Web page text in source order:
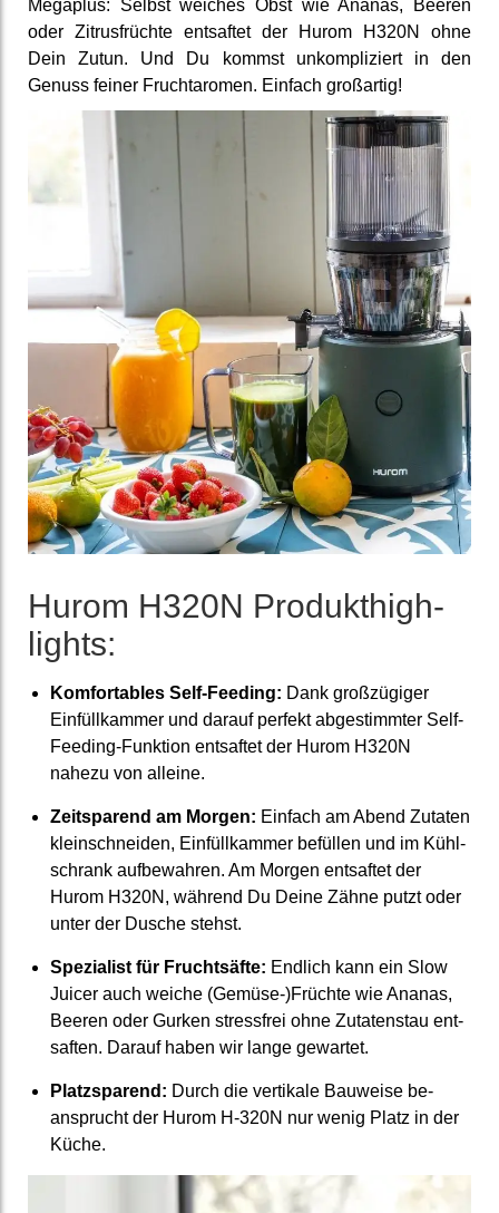
Megaplus: Selbst weiches Obst wie Ananas, Beeren
oder Zitrus­früchte ent­saftet der Hurom H320N ohne
Dein Zutun. Und Du kommst un­kompli­ziert in den
Genuss feiner Frucht­aromen. Einfach groß­artig!
Hurom H320N Produkt­high­
lights:
Komfor­tables Self-Feeding: Dank groß­zügiger
Einfüll­kammer und darauf perfekt ab­gestimm­ter Self-
Feeding-Funktion entsaftet der Hurom H320N
nahezu von alleine.
Zeit­sparend am Morgen: Einfach am Abend Zutaten
klein­schneiden, Einfüll­kammer befüllen und im Kühl­
schrank auf­bewahren. Am Morgen entsaftet der
Hurom H320N, während Du Deine Zähne putzt oder
unter der Dusche stehst.
Spezialist für Frucht­säfte: Endlich kann ein Slow
Juicer auch weiche (Gemüse-)Früchte wie Ananas,
Beeren oder Gurken stress­frei ohne Zutaten­stau ent­
saften. Darauf haben wir lange ge­wartet.
Platz­sparend: Durch die vertikale Bauweise be­
ansprucht der Hurom H-320N nur wenig Platz in der
Küche.